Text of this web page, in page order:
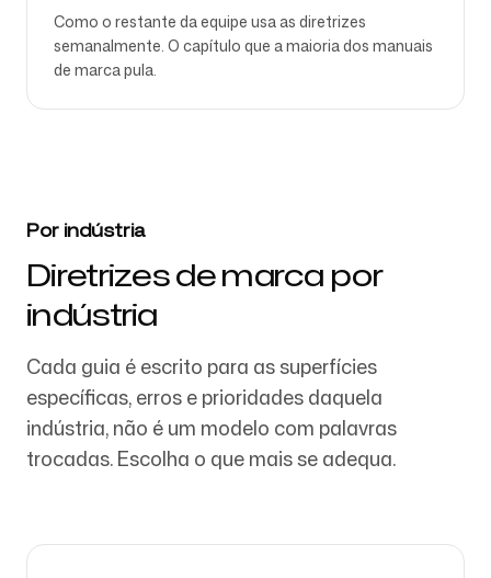
Como o restante da equipe usa as diretrizes
semanalmente. O capítulo que a maioria dos manuais
de marca pula.
Por indústria
Diretrizes de marca por
indústria
Cada guia é escrito para as superfícies
específicas, erros e prioridades daquela
indústria, não é um modelo com palavras
trocadas. Escolha o que mais se adequa.